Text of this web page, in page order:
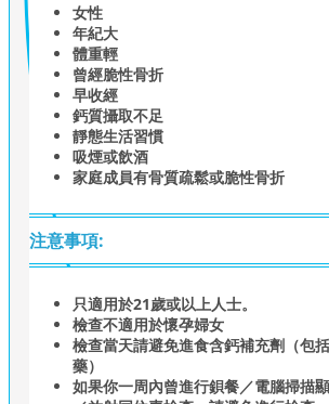
女性
年紀大
體重輕
曾經脆性骨折
早收經
鈣質攝取不足
靜態生活習慣
吸煙或飲酒
家庭成員有骨質疏鬆或脆性骨折
注意事項:
只適用於21歲或以上人士。
檢查不適用於懷孕婦女
檢查當天請避免進食含鈣補充劑（包
藥）
如果你一周內曾進行鋇餐／電腦掃描